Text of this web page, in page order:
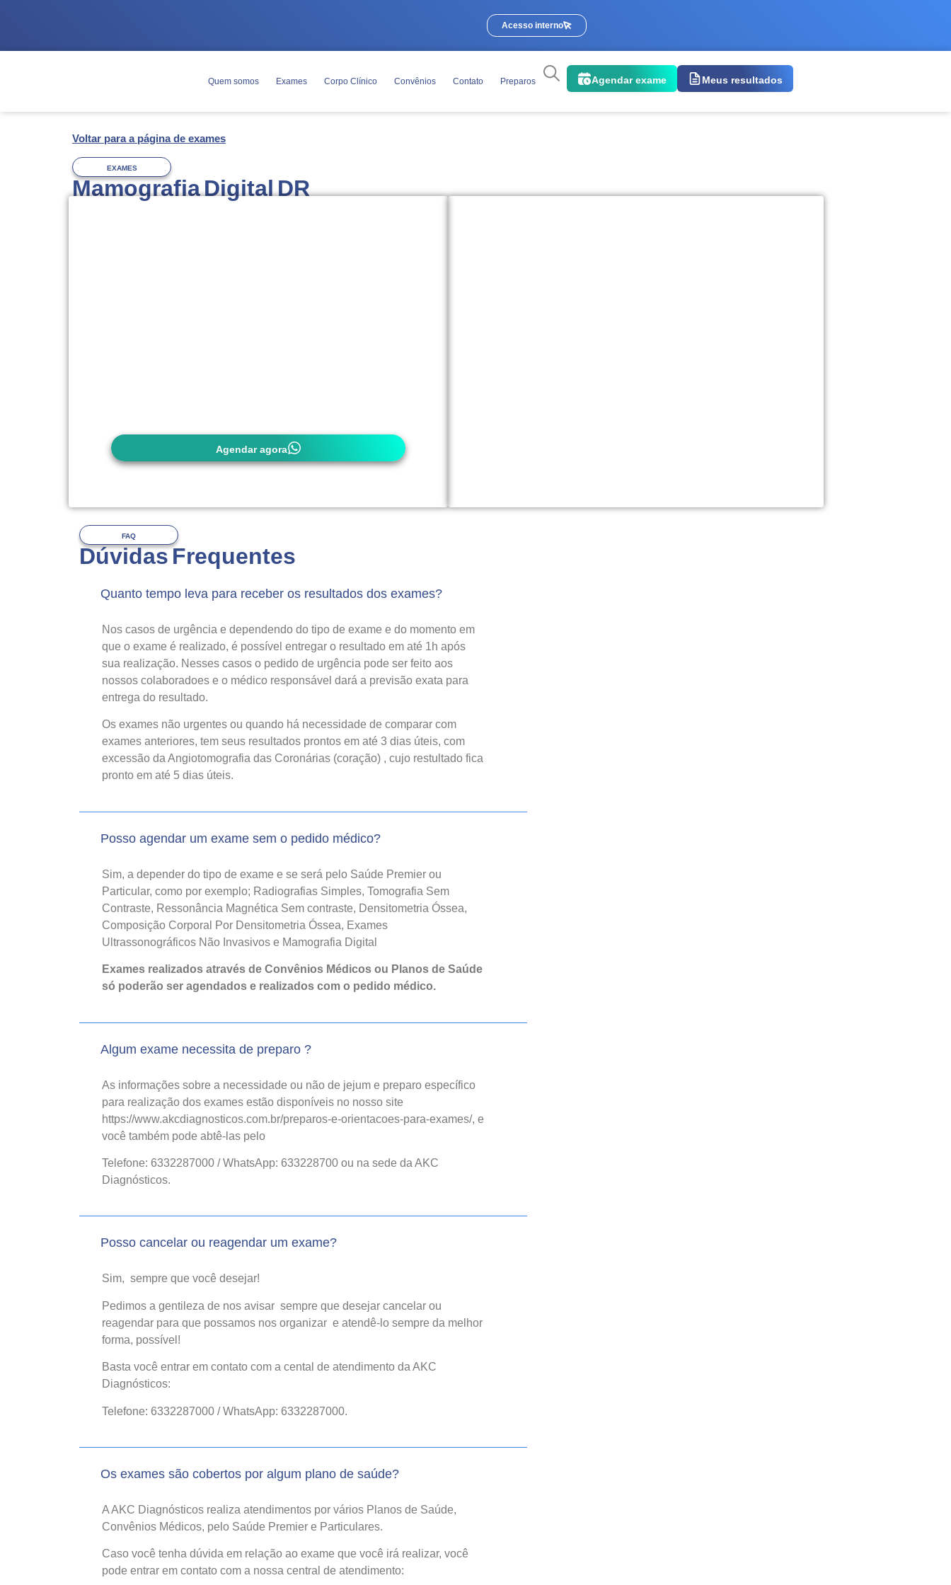
Acesso interno
Quem somos Exames Corpo Clínico Convênios Contato Preparos Agendar exame Meus resultados
Voltar para a página de exames
EXAMES
Mamografia Digital DR
Agendar agora
FAQ
Dúvidas Frequentes
Quanto tempo leva para receber os resultados dos exames?
Nos casos de urgência e dependendo do tipo de exame e do momento em
que o exame é realizado, é possível entregar o resultado em até 1h após
sua realização. Nesses casos o pedido de urgência pode ser feito aos
nossos colaboradoes e o médico responsável dará a previsão exata para
entrega do resultado.
Os exames não urgentes ou quando há necessidade de comparar com
exames anteriores, tem seus resultados prontos em até 3 dias úteis, com
excessão da Angiotomografia das Coronárias (coração) , cujo restultado fica
pronto em até 5 dias úteis.
Posso agendar um exame sem o pedido médico?
Sim, a depender do tipo de exame e se será pelo Saúde Premier ou
Particular, como por exemplo; Radiografias Simples, Tomografia Sem
Contraste, Ressonância Magnética Sem contraste, Densitometria Óssea,
Composição Corporal Por Densitometria Óssea, Exames
Ultrassonográficos Não Invasivos e Mamografia Digital
Exames realizados através de Convênios Médicos ou Planos de Saúde
só poderão ser agendados e realizados com o pedido médico.
Algum exame necessita de preparo ?
As informações sobre a necessidade ou não de jejum e preparo específico
para realização dos exames estão disponíveis no nosso site
https://www.akcdiagnosticos.com.br/preparos-e-orientacoes-para-exames/, e
você também pode abtê-las pelo
Telefone: 6332287000 / WhatsApp: 633228700 ou na sede da AKC
Diagnósticos.
Posso cancelar ou reagendar um exame?
Sim, sempre que você desejar!
Pedimos a gentileza de nos avisar sempre que desejar cancelar ou
reagendar para que possamos nos organizar e atendê-lo sempre da melhor
forma, possível!
Basta você entrar em contato com a cental de atendimento da AKC
Diagnósticos:
Telefone: 6332287000 / WhatsApp: 6332287000.
Os exames são cobertos por algum plano de saúde?
A AKC Diagnósticos realiza atendimentos por vários Planos de Saúde,
Convênios Médicos, pelo Saúde Premier e Particulares.
Caso você tenha dúvida em relação ao exame que você irá realizar, você
pode entrar em contato com a nossa central de atendimento: